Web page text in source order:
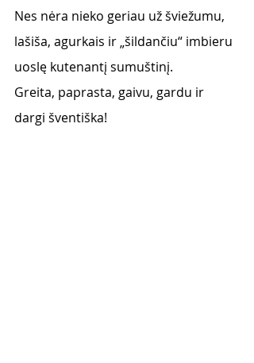
Nes nėra nieko geriau už šviežumu,
lašiša, agurkais ir „šildančiu“ imbieru
uoslę kutenantį sumuštinį.
Greita, paprasta, gaivu, gardu ir
dargi šventiška!